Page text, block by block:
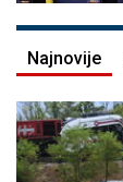
Najnovije